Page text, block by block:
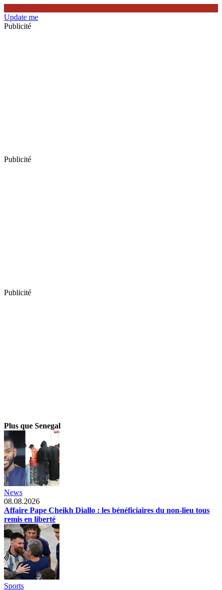
Update me
Publicité
Publicité
Publicité
Plus que Senegal
News
08.08.2026
Affaire Pape Cheikh Diallo : les bénéficiaires du non-lieu tous
remis en liberté
Sports